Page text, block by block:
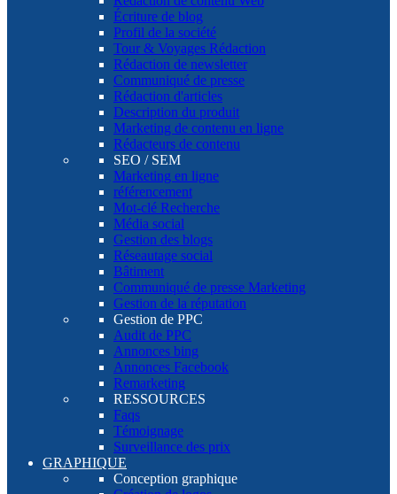
Écriture de blog
Profil de la société
Tour & Voyages Rédaction
Rédaction de newsletter
Communiqué de presse
Rédaction d'articles
Description du produit
Marketing de contenu en ligne
Rédacteurs de contenu
SEO / SEM
Marketing en ligne
référencement
Mot-clé Recherche
Média social
Gestion des blogs
Réseautage social
Bâtiment
Communiqué de presse Marketing
Gestion de la réputation
Gestion de PPC
Audit de PPC
Annonces bing
Annonces Facebook
Remarketing
RESSOURCES
Faqs
Témoignage
Surveillance des prix
GRAPHIQUE
Conception graphique